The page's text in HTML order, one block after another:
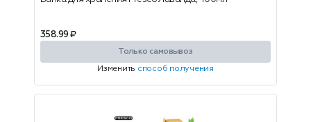
358.99 ₽
Только самовывоз
Изменить способ получения